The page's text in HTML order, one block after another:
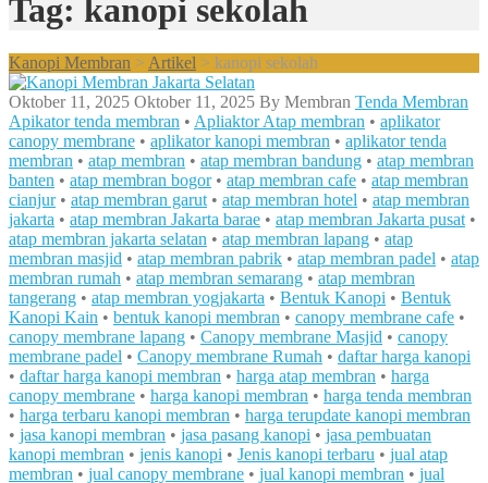
Tag: kanopi sekolah
Kanopi Membran > Artikel > kanopi sekolah
Oktober 11, 2025 Oktober 11, 2025 By Membran Tenda Membran
Apikator tenda membran • Apliaktor Atap membran • aplikator
canopy membrane • aplikator kanopi membran • aplikator tenda
membran • atap membran • atap membran bandung • atap membran
banten • atap membran bogor• atap membran cafe • atap membran
cianjur• atap membran garut • atap membran hotel • atap membran
jakarta • atap membran Jakarta barae • atap membran Jakarta pusat •
atap membran jakarta selatan • atap membran lapang • atap
membran masjid • atap membran pabrik • atap membran padel • atap
membran rumah • atap membran semarang • atap membran
tangerang • atap membran yogjakarta • Bentuk Kanopi • Bentuk
Kanopi Kain • bentuk kanopi membran • canopy membrane cafe •
canopy membrane lapang • Canopy membrane Masjid • canopy
membrane padel • Canopy membrane Rumah • daftar harga kanopi
• daftar harga kanopi membran • harga atap membran • harga
canopy membrane • harga kanopi membran • harga tenda membran
• harga terbaru kanopi membran • harga terupdate kanopi membran
• jasa kanopi membran • jasa pasang kanopi • jasa pembuatan
kanopi membran • jenis kanopi • Jenis kanopi terbaru • jual atap
membran • jual canopy membrane • jual kanopi membran • jual